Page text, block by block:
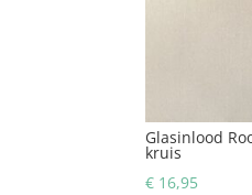
Glasinlood
kruis
€ 16,95